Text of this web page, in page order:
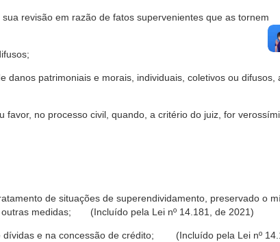
revisão em razão de fatos supervenientes que as tornem
patrimoniais e morais, individuais, coletivos ou difusos,
no processo civil, quando, a critério do juiz, for
de situações de superendividamento, preservado o
outras medidas; (Incluído pela Lei nº 14.181, de 2021)
dívidas e na concessão de crédito; (Incluído pela Lei nº